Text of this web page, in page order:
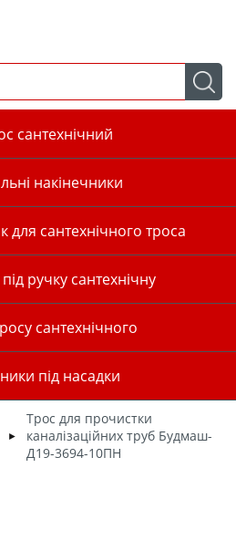
сантехнічний
накінечники
для сантехнічного троса
ручку сантехнічну
сантехнічного
під насадки
►
Трос для прочистки
каналізаційних труб Будмаш-
Д19-3694-10ПН